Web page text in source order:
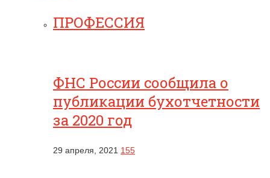
ПРОФЕССИЯ
ФНС России сообщила о
публикации бухотчетности
за 2020 год
29 апреля, 2021 155